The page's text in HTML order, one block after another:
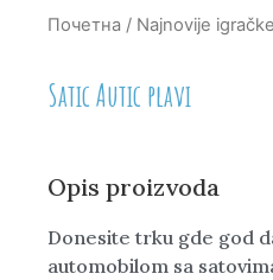
Почетна / Najnovije igračke
Satic Autic plavi
Opis proizvoda
Donesite trku gde god
automobilom sa